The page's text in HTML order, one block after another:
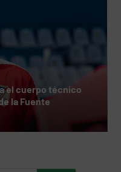
el cuerpo técnico
la Fuente